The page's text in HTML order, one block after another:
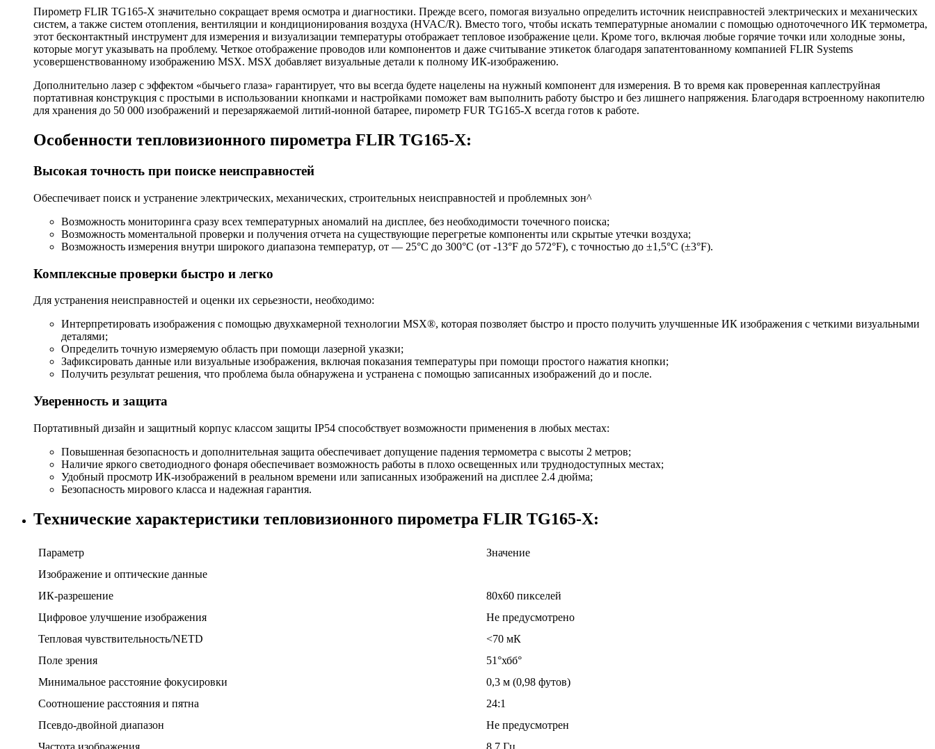
Пирометр FLIR TG165-X значительно сокращает время осмотра и диагностики. Прежде всего, помогая визуально определить источник неисправностей электрических и механических
систем, а также систем отопления, вентиляции и кондиционирования воздуха (HVAC/R). Вместо того, чтобы искать температурные аномалии с помощью одноточечного ИК термометра,
этот бесконтактный инструмент для измерения и визуализации температуры отображает тепловое изображение цели. Кроме того, включая любые горячие точки или холодные зоны,
которые могут указывать на проблему. Четкое отображение проводов или компонентов и даже считывание этикеток благодаря запатентованному компанией FLIR Systems
усовершенствованному изображению MSX. MSX добавляет визуальные детали к полному ИК-изображению.
Дополнительно лазер с эффектом «бычьего глаза» гарантирует, что вы всегда будете нацелены на нужный компонент для измерения. В то время как проверенная каплеструйная
портативная конструкция с простыми в использовании кнопками и настройками поможет вам выполнить работу быстро и без лишнего напряжения. Благодаря встроенному накопителю
для хранения до 50 000 изображений и перезаряжаемой литий-ионной батарее, пирометр FUR TG165-Х всегда готов к работе.
Особенности тепловизионного пирометра FLIR TG165-X:
Высокая точность при поиске неисправностей
Обеспечивает поиск и устранение электрических, механических, строительных неисправностей и проблемных зон^
Возможность мониторинга сразу всех температурных аномалий на дисплее, без необходимости точечного поиска;
Возможность моментальной проверки и получения отчета на существующие перегретые компоненты или скрытые утечки воздуха;
Возможность измерения внутри широкого диапазона температур, от — 25°С до 300°С (от -13°F до 572°F), с точностью до ±1,5°С (±3°F).
Комплексные проверки быстро и легко
Для устранения неисправностей и оценки их серьезности, необходимо:
Интерпретировать изображения с помощью двухкамерной технологии MSX®, которая позволяет быстро и просто получить улучшенные ИК изображения с четкими визуальными
деталями;
Определить точную измеряемую область при помощи лазерной указки;
Зафиксировать данные или визуальные изображения, включая показания температуры при помощи простого нажатия кнопки;
Получить результат решения, что проблема была обнаружена и устранена с помощью записанных изображений до и после.
Уверенность и защита
Портативный дизайн и защитный корпус классом защиты IP54 способствует возможности применения в любых местах:
Повышенная безопасность и дополнительная защита обеспечивает допущение падения термометра с высоты 2 метров;
Наличие яркого светодиодного фонаря обеспечивает возможность работы в плохо освещенных или труднодоступных местах;
Удобный просмотр ИК-изображений в реальном времени или записанных изображений на дисплее 2.4 дюйма;
Безопасность мирового класса и надежная гарантия.
Технические характеристики тепловизионного пирометра FLIR TG165-X:
Параметр
Значение
Изображение и оптические данные
ИК-разрешение
80x60 пикселей
Цифровое улучшение изображения
Не предусмотрено
Тепловая чувствительность/NETD
<70 мК
Поле зрения
51°хбб°
Минимальное расстояние фокусировки
0,3 м (0,98 футов)
Соотношение расстояния и пятна
24:1
Псевдо-двойной диапазон
Не предусмотрен